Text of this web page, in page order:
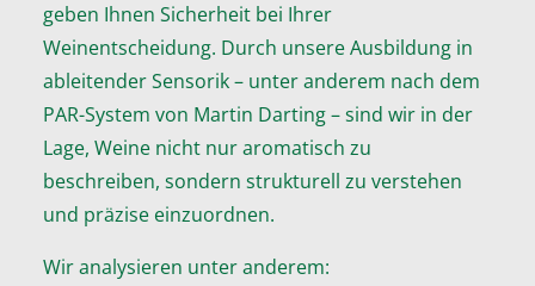
geben Ihnen Sicherheit bei Ihrer
Weinentscheidung. Durch unsere Ausbildung in
ableitender Sensorik – unter anderem nach dem
PAR-System von Martin Darting – sind wir in der
Lage, Weine nicht nur aromatisch zu
beschreiben, sondern strukturell zu verstehen
und präzise einzuordnen.
Wir analysieren unter anderem: